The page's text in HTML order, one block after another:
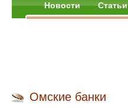
Новости Статьи
Омские банки